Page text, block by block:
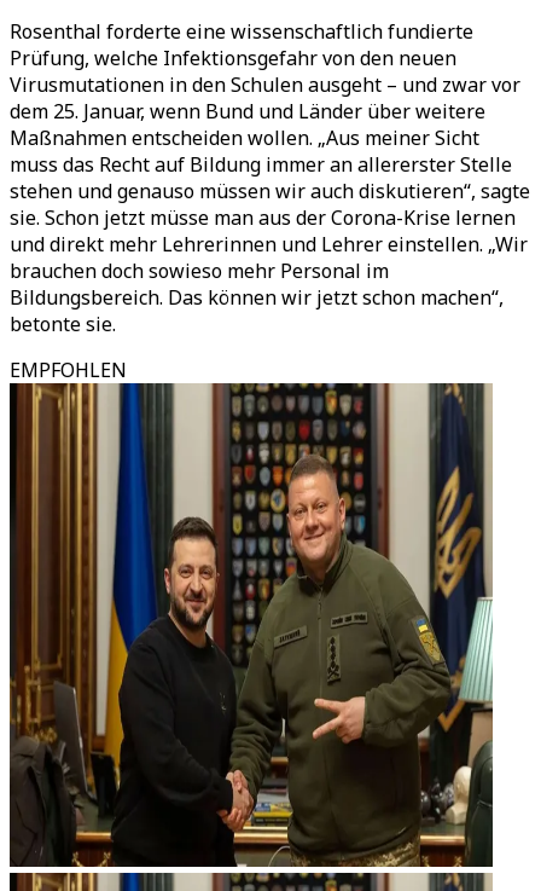
Rosenthal forderte eine wissenschaftlich fundierte
Prüfung, welche Infektionsgefahr von den neuen
Virusmutationen in den Schulen ausgeht – und zwar vor
dem 25. Januar, wenn Bund und Länder über weitere
Maßnahmen entscheiden wollen. „Aus meiner Sicht
muss das Recht auf Bildung immer an allererster Stelle
stehen und genauso müssen wir auch diskutieren“, sagte
sie. Schon jetzt müsse man aus der Corona-Krise lernen
und direkt mehr Lehrerinnen und Lehrer einstellen. „Wir
brauchen doch sowieso mehr Personal im
Bildungsbereich. Das können wir jetzt schon machen“,
betonte sie.
EMPFOHLEN